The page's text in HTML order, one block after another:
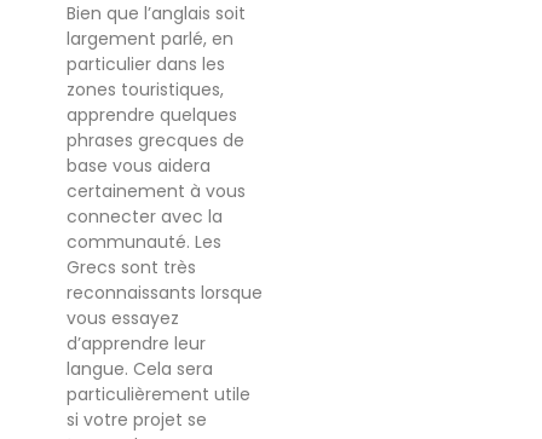
Bien que l’anglais soit
largement parlé, en
particulier dans les
zones touristiques,
apprendre quelques
phrases grecques de
base vous aidera
certainement à vous
connecter avec la
communauté. Les
Grecs sont très
reconnaissants lorsque
vous essayez
d’apprendre leur
langue. Cela sera
particulièrement utile
si votre projet se